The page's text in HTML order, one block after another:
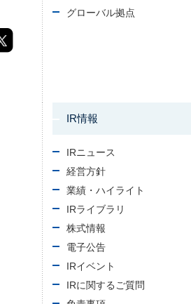
グローバル拠点
IR情報
IRニュース
経営方針
業績・ハイライト
IRライブラリ
株式情報
電子公告
IRイベント
IRに関するご質問